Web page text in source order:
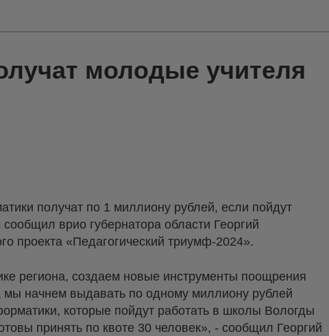
молодые учителя
получат по 1 миллиону рублей, если пойдут
врио губернатора области Георгий
проекта «Педагогический триумф-2024».
региона, создаем новые инструменты поощрения
мы начнем выдавать по одному миллиону рублей
которые пойдут работать в школы Вологды
принять по квоте 30 человек», - сообщил Георгий